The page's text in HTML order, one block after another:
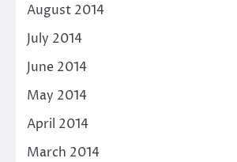
August 2014
July 2014
June 2014
May 2014
April 2014
March 2014